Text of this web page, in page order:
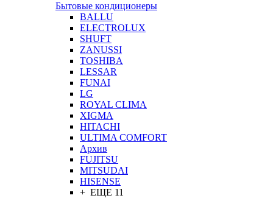
Бытовые кондиционеры
BALLU
ELECTROLUX
SHUFT
ZANUSSI
TOSHIBA
LESSAR
FUNAI
LG
ROYAL CLIMA
XIGMA
HITACHI
ULTIMA COMFORT
Архив
FUJITSU
MITSUDAI
HISENSE
+ ЕЩЕ 11